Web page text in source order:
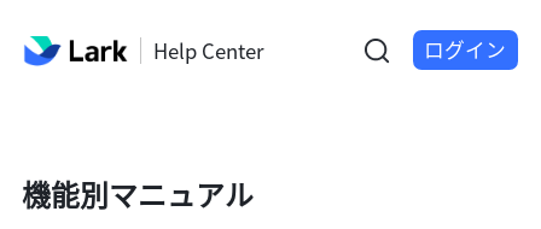
Help Center ログイン
機能別マニュアル